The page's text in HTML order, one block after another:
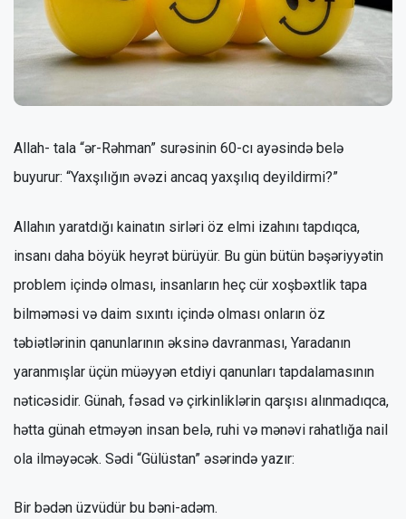
Allah- tala “ər-Rəhman” surəsinin 60-cı ayəsində belə
buyurur: “Yaxşılığın əvəzi ancaq yaxşılıq deyildirmi?”
Allahın yaratdığı kainatın sirləri öz elmi izahını tapdıqca,
insanı daha böyük heyrət bürüyür. Bu gün bütün bəşəriyyətin
problem içində olması, insanların heç cür xoşbəxtlik tapa
bilməməsi və daim sıxıntı içində olması onların öz
təbiətlərinin qanunlarının əksinə davranması, Yaradanın
yaranmışlar üçün müəyyən etdiyi qanunları tapdalamasının
nəticəsidir. Günah, fəsad və çirkinliklərin qarşısı alınmadıqca,
hətta günah etməyən insan belə, ruhi və mənəvi rahatlığa nail
ola ilməyəcək. Sədi “Gülüstan” əsərində yazır:
Bir bədən üzvüdür bu bəni-adəm.